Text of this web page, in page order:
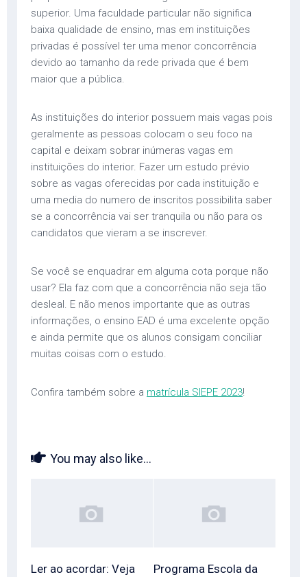
superior. Uma faculdade particular não significa
baixa qualidade de ensino, mas em instituições
privadas é possível ter uma menor concorrência
devido ao tamanho da rede privada que é bem
maior que a pública.
As instituições do interior possuem mais vagas pois
geralmente as pessoas colocam o seu foco na
capital e deixam sobrar inúmeras vagas em
instituições do interior. Fazer um estudo prévio
sobre as vagas oferecidas por cada instituição e
uma media do numero de inscritos possibilita saber
se a concorrência vai ser tranquila ou não para os
candidatos que vieram a se inscrever.
Se você se enquadrar em alguma cota porque não
usar? Ela faz com que a concorrência não seja tão
desleal. E não menos importante que as outras
informações, o ensino EAD é uma excelente opção
e ainda permite que os alunos consigam conciliar
muitas coisas com o estudo.
Confira também sobre a matrícula SIEPE 2023!
You may also like...
Ler ao acordar: Veja
Programa Escola da